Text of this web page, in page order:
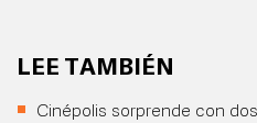
LEE TAMBIÉN
Cinépolis sorprende con